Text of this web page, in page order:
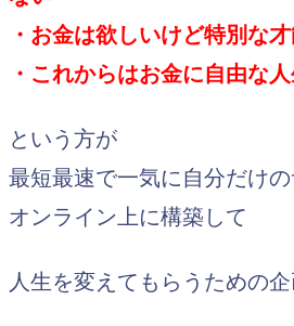
・お金は欲しいけど特別な
・これからはお金に自由な
という方が
最短最速で一気に自分だけ
オンライン上に構築して
人生を変えてもらうための企